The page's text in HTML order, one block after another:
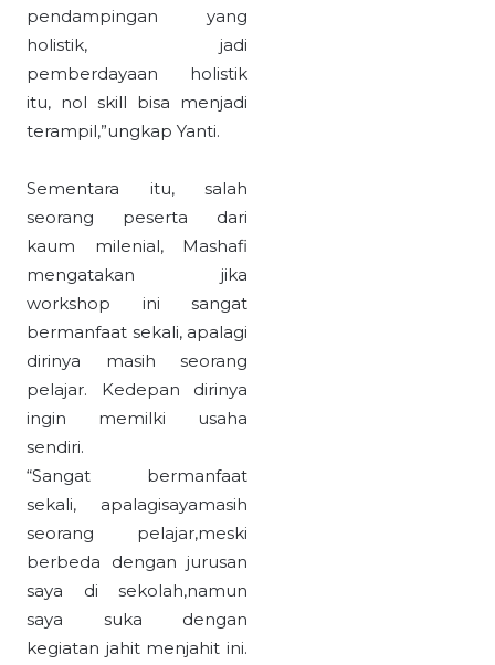
pendampingan yang
holistik, jadi
pemberdayaan holistik
itu, nol skill bisa menjadi
terampil,”ungkap Yanti.
Sementara itu, salah
seorang peserta dari
kaum milenial, Mashafi
mengatakan jika
workshop ini sangat
bermanfaat sekali, apalagi
dirinya masih seorang
pelajar. Kedepan dirinya
ingin memilki usaha
sendiri.
“Sangat bermanfaat
sekali, apalagisayamasih
seorang pelajar,meski
berbeda dengan jurusan
saya di sekolah,namun
saya suka dengan
kegiatan jahit menjahit ini.